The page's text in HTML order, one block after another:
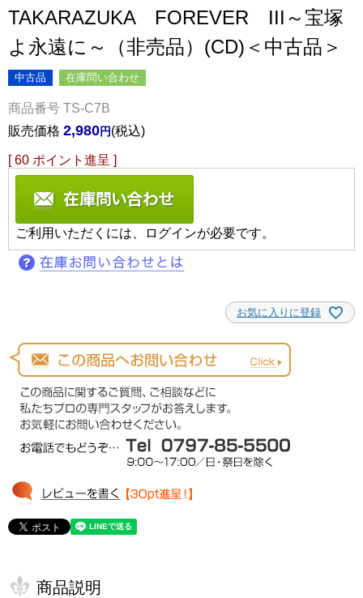
TAKARAZUKA FOREVER III～宝塚
よ永遠に～（非売品）(CD)＜中古品＞
中古品 在庫問い合わせ
商品番号 TS-C7B
販売価格 2,980 税込
[ 60 ポイント進呈 ]
ご利用いただくには、ログインが必要です。
お気に入りに登録
商品説明